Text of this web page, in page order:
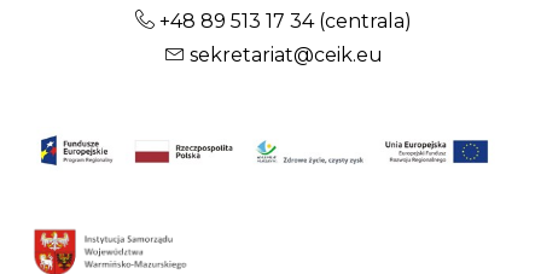
+48 89 513 17 34(centrala)
sekretariat@ceik.eu